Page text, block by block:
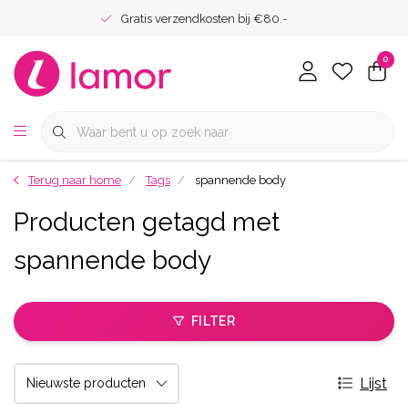
Gratis verzendkosten bij €80.-
0
Terug naar home Tags spannende body
Producten getagd met
spannende body
FILTER
Lijst